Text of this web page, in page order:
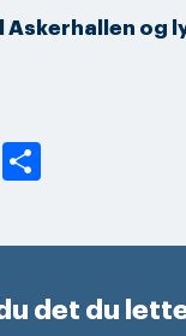
Askerhallen og
Email
det du